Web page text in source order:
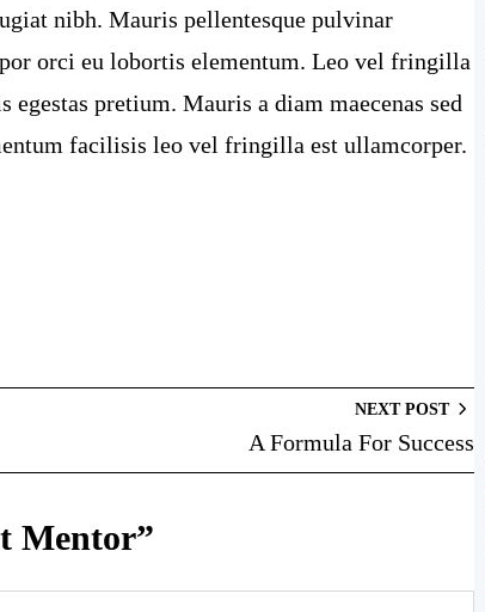
nibh. Mauris pellentesque pulvinar
orci eu lobortis elementum. Leo vel fringilla
pretium. Mauris a diam maecenas sed
facilisis leo vel fringilla est ullamcorper.
NEXT POST
A Formula For Success
Mentor”